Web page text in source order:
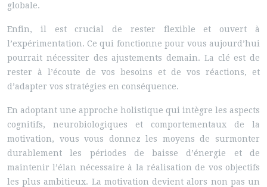
globale.
Enfin, il est crucial de rester flexible et ouvert à
l’expérimentation. Ce qui fonctionne pour vous aujourd’hui
pourrait nécessiter des ajustements demain. La clé est de
rester à l’écoute de vos besoins et de vos réactions, et
d’adapter vos stratégies en conséquence.
En adoptant une approche holistique qui intègre les aspects
cognitifs, neurobiologiques et comportementaux de la
motivation, vous vous donnez les moyens de surmonter
durablement les périodes de baisse d’énergie et de
maintenir l’élan nécessaire à la réalisation de vos objectifs
les plus ambitieux. La motivation devient alors non pas un